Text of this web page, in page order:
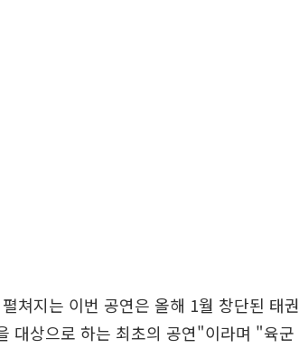
쳐지는 이번 공연은 올해 1월 창단된 태권
대상으로 하는 최초의 공연"이라며 "육군